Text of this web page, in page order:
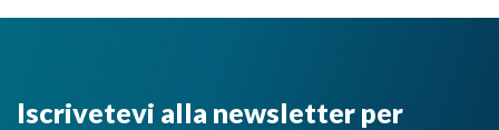
Iscrivetevi alla newsletter per